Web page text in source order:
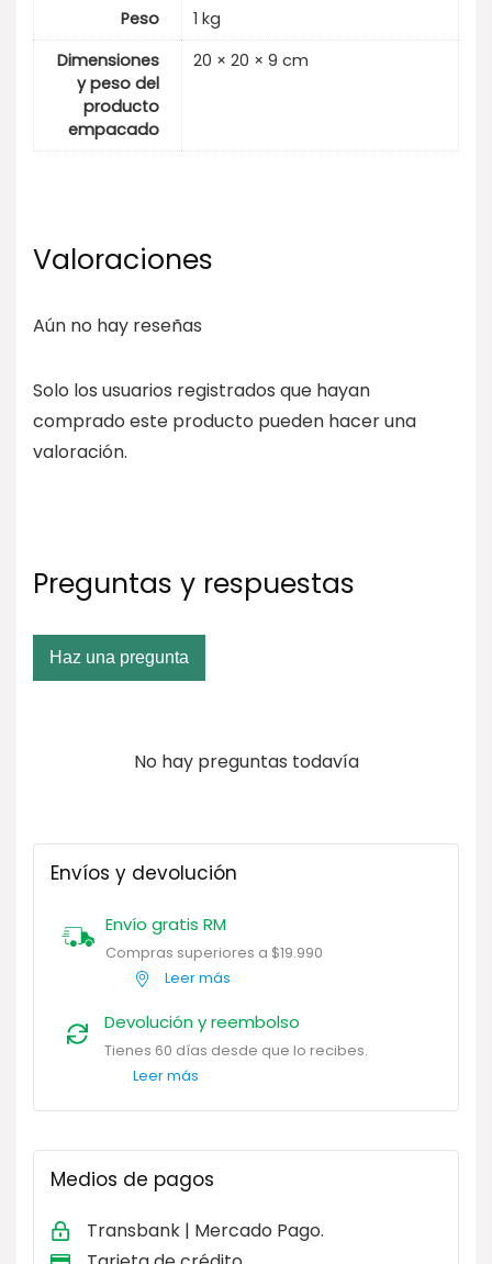
Peso
1 kg
Dimensiones
y peso del
producto
empacado
20 × 20 × 9 cm
Valoraciones
Aún no hay reseñas
Solo los usuarios registrados que hayan
comprado este producto pueden hacer una
valoración.
Preguntas y respuestas
Haz una pregunta
No hay preguntas todavía
Envíos y devolución
Envío gratis RM
Compras superiores a $19.990
Leer más
Devolución y reembolso
Tienes 60 días desde que lo recibes.
Leer más
Medios de pagos
Transbank | Mercado Pago.